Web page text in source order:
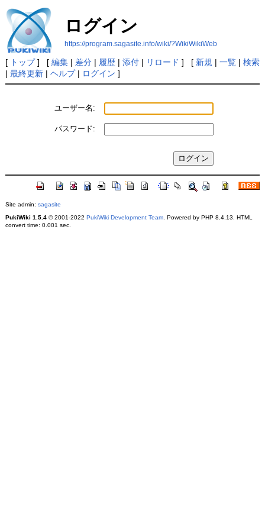
ログイン
https://program.sagasite.info/wiki/?WikiWikiWeb
[ トップ] [ 編集| 差分| 履歴| 添付| リロード ] [ 新規 | 一覧| 検索
| 最終更新| ヘルプ| ログイン ]
ユーザー名:
パスワード:
Site admin: sagasite
PukiWiki 1.5.4© 2001-2022 PukiWiki Development Team. Powered by PHP 8.4.13. HTML
convert time: 0.001 sec.